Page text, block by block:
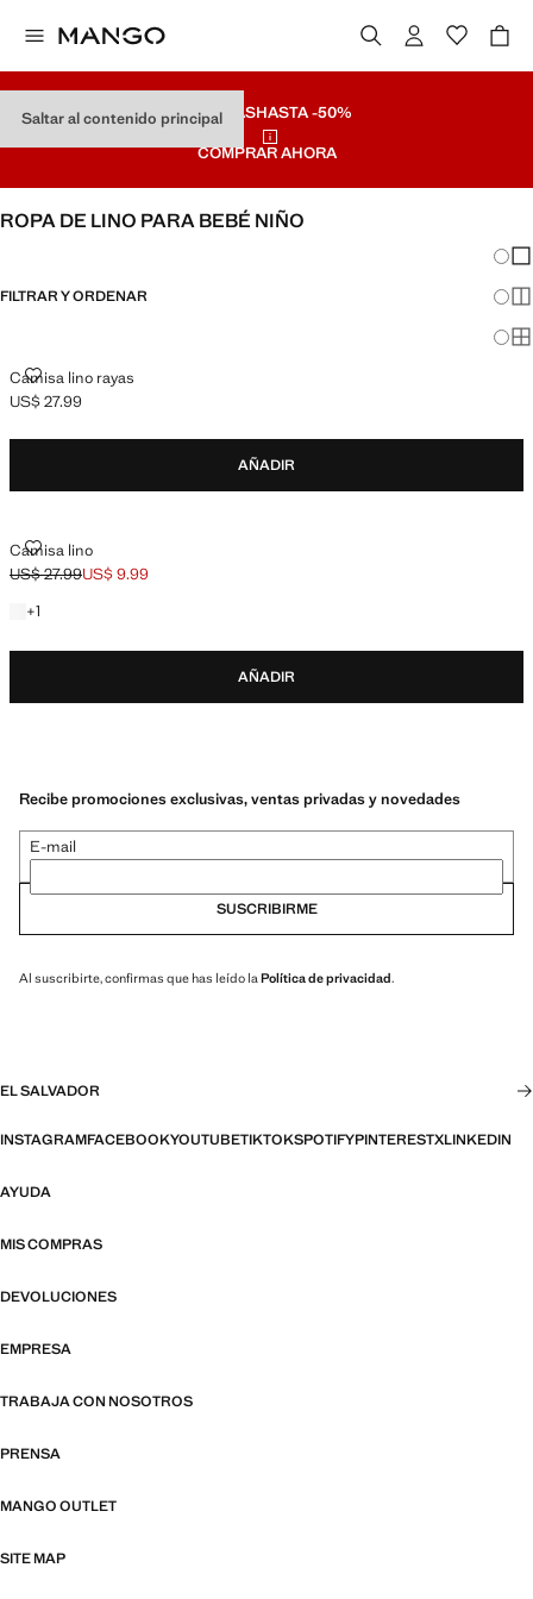
Saltar al contenido principal
REBAJASHASTA -50%
COMPRAR AHORA
ROPA DE LINO PARA BEBÉ NIÑO
FILTRAR Y ORDENAR
Camisa lino rayas
CAMISA LINO RAYAS
Precio actual [US$ 27.99 ]
US$ 27.99
AÑADIR
Camisa lino
CAMISA LINO
Precio inicial tachado [US$ 27.99 ]
US$ 27.99
Precio actual [US$ 9.99 ]
US$ 9.99
+1
+1 color
AÑADIR
Recibe promociones exclusivas, ventas privadas y novedades
E-mail
SUSCRIBIRME
Al suscribirte, confirmas que has leído la Política de privacidad.
EL SALVADOR
INSTAGRAMFACEBOOKYOUTUBETIKTOKSPOTIFYPINTERESTXLINKEDIN
AYUDA
MIS COMPRAS
DEVOLUCIONES
EMPRESA
TRABAJA CON NOSOTROS
PRENSA
MANGO OUTLET
SITE MAP